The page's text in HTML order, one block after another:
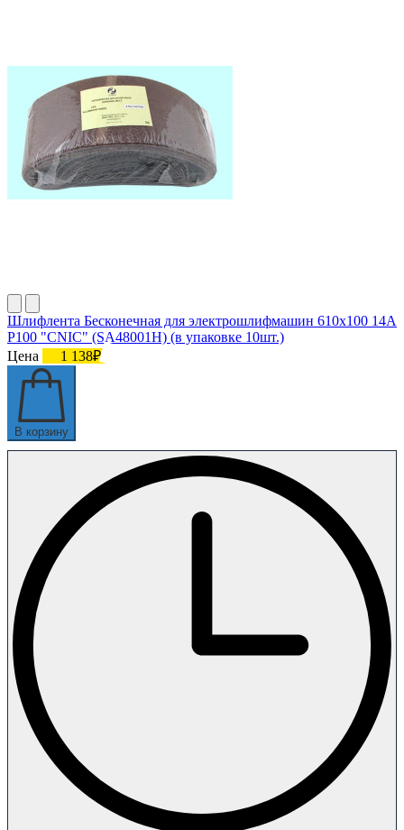
Шлифлента Бесконечная для электрошлифмашин 610х100 14А
Р100 "CNIC" (SA48001H) (в упаковке 10шт.)
Цена
1 138₽
В корзину